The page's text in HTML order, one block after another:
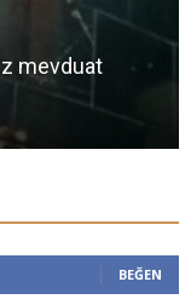
mevduat
BEĞEN